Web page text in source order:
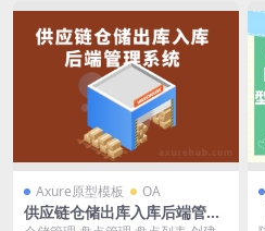
Axure原型模板 OA
供应链仓储出库入库后端管理